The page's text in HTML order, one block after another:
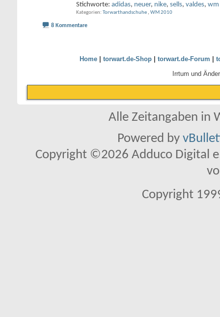
Stichworte: adidas, neuer, nike, sells, valdes, wm
Kategorien Torwarthandschuhe , WM 2010
8 Kommentare
Home| torwart.de-Shop| torwart.de-Forum |
Irrtum und
Alle Zeitangaben in
Powered by
Copyright ©2026 Adduco Digital
Copyright